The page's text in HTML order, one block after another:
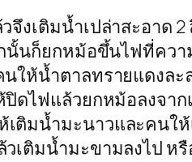
งเติมน้ำเปล่าสะอาด 2
นั้นก็ยกหม้อขึ้นไฟที่คว
ให้น้ำตาลทรายแดงล
ดไฟแล้วยกหม้อลงจาก
ติมน้ำมะนาวและคนให้
เติมน้ำมะขามลงไป ห